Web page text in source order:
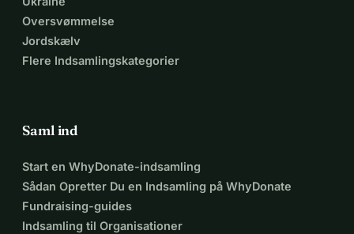
Oversvømmelse
Jordskælv
Flere Indsamlingskategorier
Saml ind
Start en WhyDonate-indsamling
Sådan Opretter Du en Indsamling på WhyDonate
Fundraising-guides
Indsamling til Organisationer